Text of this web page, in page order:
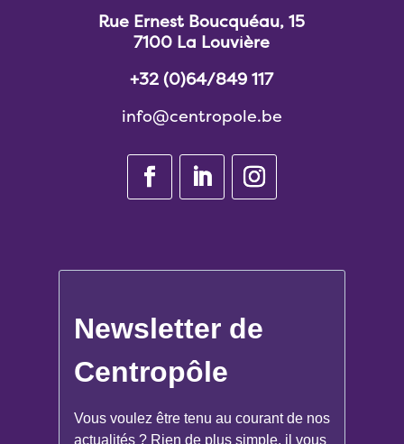
Rue Ernest Boucquéau, 15
7100 La Louvière
+32 (0)64/849 117
info@centropole.be